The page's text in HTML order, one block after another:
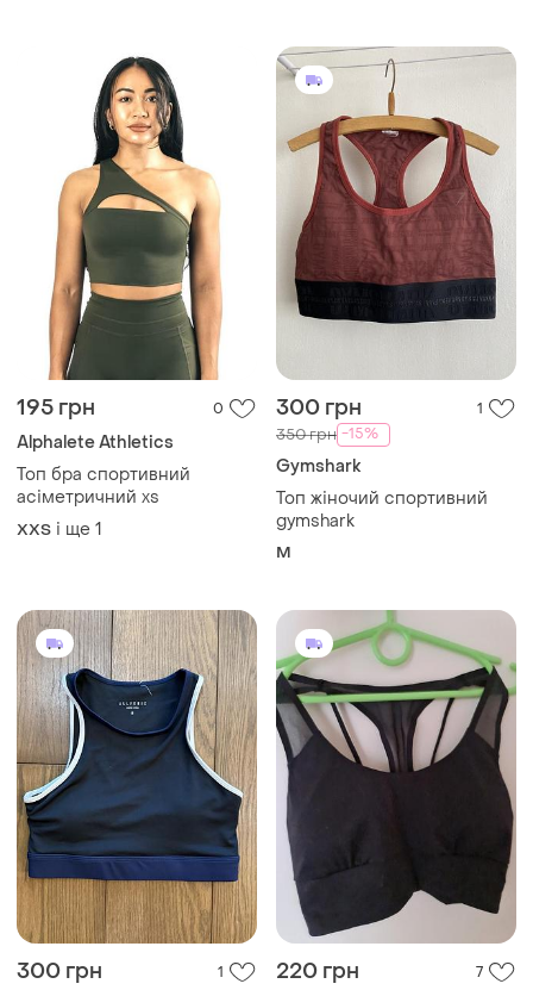
195 грн 0
Alphalete Athletics
Топ бра спортивний
асіметричний xs
XХS і ще 1
300 грн 1
350 грн -15%
Gymshark
Топ жіночий спортивний
gymshark
M
300 грн 1 220 грн 7